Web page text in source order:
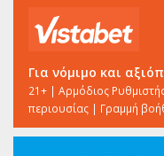
Για νόμιμο και
21+ | Αρμόδιος
περιουσίας | Γραμμή